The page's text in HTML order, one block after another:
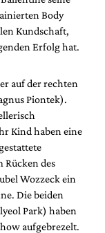
Body
Kundschaft,
Erfolg hat.
auf der rechten
Piontek).
Kind haben eine
des
Wozzeck ein
Die beiden
Park) haben
aufgebrezelt.